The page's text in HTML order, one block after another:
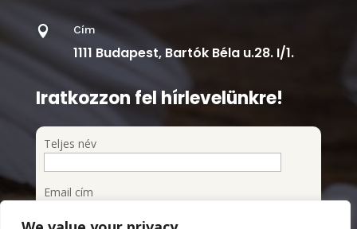
 Cím
1111 Budapest, Bartók Béla u.28. I/1.
Iratkozzon fel hírlevelünkre!
Teljes név
Email cím